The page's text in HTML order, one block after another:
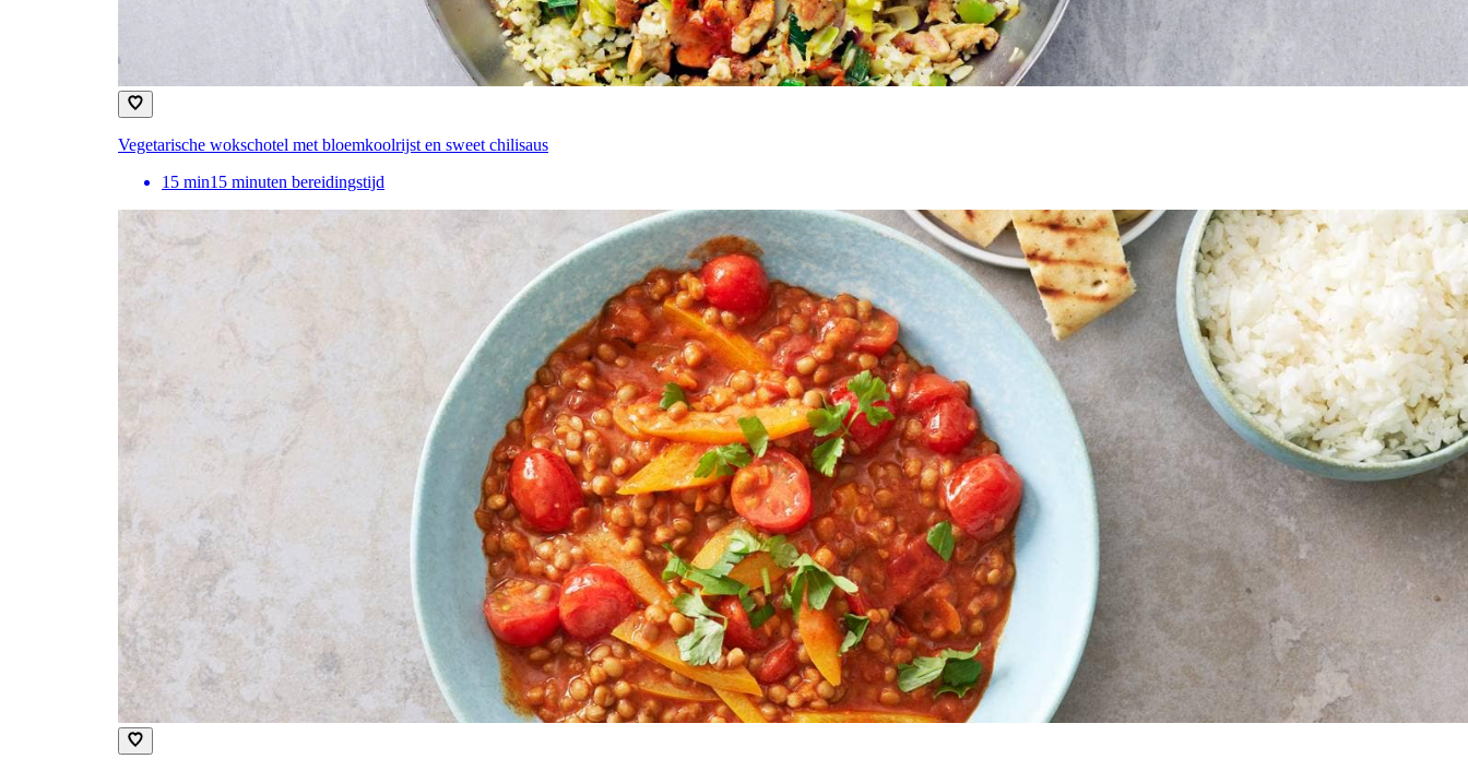
Vegetarische wokschotel met bloemkoolrijst en sweet chilisaus
15 min15 minuten bereidingstijd